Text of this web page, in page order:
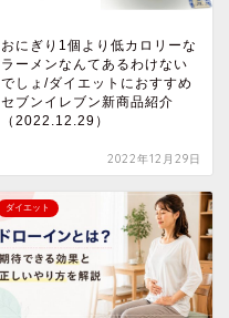
おにぎり1個より低カロリーな
ラーメンなんてあるわけない
でしょ/ダイエットにおすすめ
セブンイレブン新商品紹介
（2022.12.29）
2022年12月29日
ダイエット